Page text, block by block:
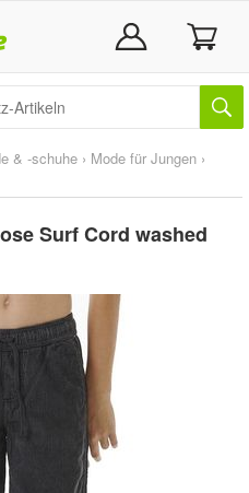
& -schuhe › Mode für Jungen ›
Surf Cord washed